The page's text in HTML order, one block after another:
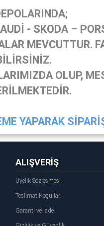
- SKODA –
MEVCUTTUR.
OLUP,
YAPARAK
ALIŞVERİŞ
Üyelik Sözleşmesi
Teslimat Koşulları
Garanti ve İade